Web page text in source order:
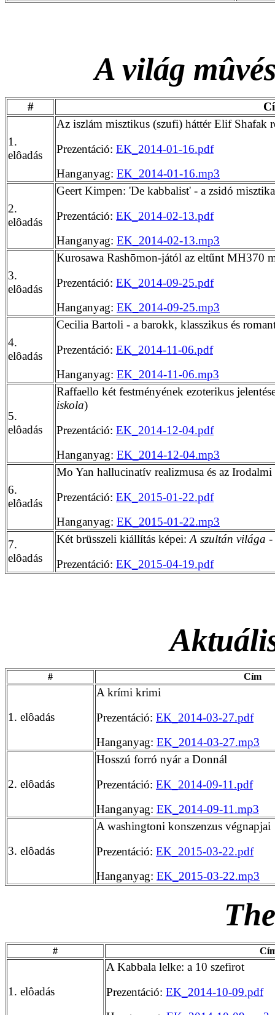
A világ
#
1.
elôadás
Az iszlám misztikus (szufi) háttér Elif Shafak
Prezentáció: EK_2014-01-16.pdf
Hanganyag: EK_2014-01-16.mp3
2.
elôadás
Geert Kimpen: 'De kabbalist' - a zsidó
Prezentáció: EK_2014-02-13.pdf
Hanganyag: EK_2014-02-13.mp3
3.
elôadás
Kurosawa Rashōmon-jától az eltűnt MH370
Prezentáció: EK_2014-09-25.pdf
Hanganyag: EK_2014-09-25.mp3
4.
elôadás
Cecilia Bartoli - a barokk, klasszikus és
Prezentáció: EK_2014-11-06.pdf
Hanganyag: EK_2014-11-06.mp3
5.
elôadás
Raffaello két festményének ezoterikus
iskola)
Prezentáció: EK_2014-12-04.pdf
Hanganyag: EK_2014-12-04.mp3
6.
elôadás
Mo Yan hallucinatív realizmusa és az
Prezentáció: EK_2015-01-22.pdf
Hanganyag: EK_2015-01-22.mp3
7.
elôadás
Két brüsszeli kiállítás képei: A szultán világa -
Prezentáció: EK_2015-04-19.pdf
# Cím
1. elôadás
A krími krimi
Prezentáció: EK_2014-03-27.pdf
Hanganyag: EK_2014-03-27.mp3
2. elôadás
Hosszú forró nyár a Donnál
Prezentáció: EK_2014-09-11.pdf
Hanganyag: EK_2014-09-11.mp3
3. elôadás
A washingtoni konszenzus végnapjai
Prezentáció: EK_2015-03-22.pdf
Hanganyag: EK_2015-03-22.mp3
#
1. elôadás
A Kabbala lelke: a 10 szefirot
Prezentáció: EK_2014-10-09.pdf